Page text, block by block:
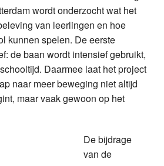
wordt onderzocht wat het
van leerlingen en hoe
kunnen spelen. De eerste
de baan wordt intensief gebruikt,
Daarmee laat het project
naar meer beweging niet altijd
maar vaak gewoon op het
De bijdrage
van de